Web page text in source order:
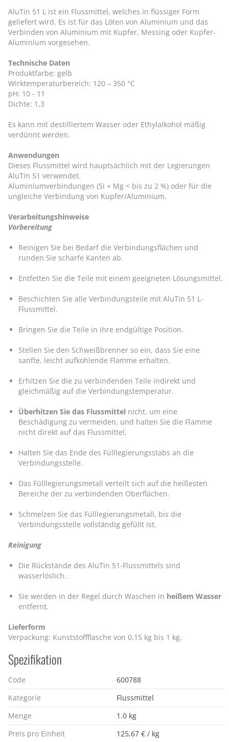
AluTin 51 L ist ein Flussmittel, welches in flüssiger Form
geliefert wird. Es ist für das Löten von Aluminium und das
Verbinden von Aluminium mit Kupfer, Messing oder Kupfer-
Aluminium vorgesehen.
Technische Daten
Produktfarbe: gelb
Wirktemperaturbereich: 120 – 350 °C
pH: 10 - 11
Dichte: 1,3
Es kann mit destilliertem Wasser oder Ethylalkohol mäßig
verdünnt werden.
Anwendungen
Dieses Flussmittel wird hauptsächlich mit der Legierungen
AluTin 51 verwendet.
Aluminiumverbindungen (Si + Mg < bis zu 2 %) oder für die
ungleiche Verbindung von Kupfer/Aluminium.
Verarbeitungshinweise
Vorbereitung
Reinigen Sie bei Bedarf die Verbindungsflächen und
runden Sie scharfe Kanten ab.
Entfetten Sie die Teile mit einem geeigneten Lösungsmittel.
Beschichten Sie alle Verbindungsteile mit AluTin 51 L-
Flussmittel.
Bringen Sie die Teile in ihre endgültige Position.
Stellen Sie den Schweißbrenner so ein, dass Sie eine
sanfte, leicht aufkohlende Flamme erhalten.
Erhitzen Sie die zu verbindenden Teile indirekt und
gleichmäßig auf die Verbindungstemperatur.
Überhitzen Sie das Flussmittel nicht, um eine
Beschädigung zu vermeiden, und halten Sie die Flamme
nicht direkt auf das Flussmittel.
Halten Sie das Ende des Fülllegierungsstabs an die
Verbindungsstelle.
Das Fülllegierungsmetall verteilt sich auf die heißesten
Bereiche der zu verbindenden Oberflächen.
Schmelzen Sie das Fülllegierungsmetall, bis die
Verbindungsstelle vollständig gefüllt ist.
Reinigung
Die Rückstände des AluTin 51-Flussmittels sind
wasserlöslich.
Sie werden in der Regel durch Waschen in heißem Wasser
entfernt.
Lieferform
Verpackung: Kunststoffflasche von 0,15 kg bis 1 kg.
Spezifikation
Code
600788
Kategorie
Flussmittel
Menge
1.0 kg
Preis pro Einheit
125,67 € / kg